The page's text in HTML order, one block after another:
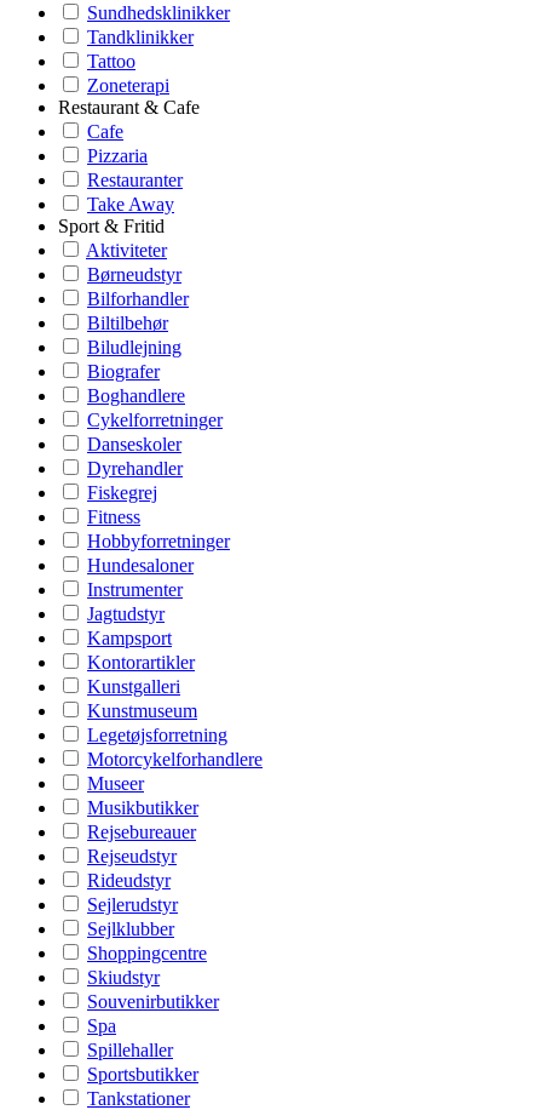
Sundhedsklinikker
Tandklinikker
Tattoo
Zoneterapi
Restaurant & Cafe
Cafe
Pizzaria
Restauranter
Take Away
Sport & Fritid
Aktiviteter
Børneudstyr
Bilforhandler
Biltilbehør
Biludlejning
Biografer
Boghandlere
Cykelforretninger
Danseskoler
Dyrehandler
Fiskegrej
Fitness
Hobbyforretninger
Hundesaloner
Instrumenter
Jagtudstyr
Kampsport
Kontorartikler
Kunstgalleri
Kunstmuseum
Legetøjsforretning
Motorcykelforhandlere
Museer
Musikbutikker
Rejsebureauer
Rejseudstyr
Rideudstyr
Sejlerudstyr
Sejlklubber
Shoppingcentre
Skiudstyr
Souvenirbutikker
Spa
Spillehaller
Sportsbutikker
Tankstationer